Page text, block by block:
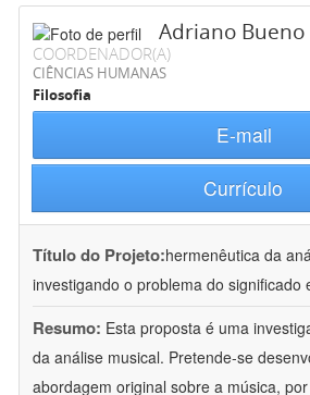
Adriano Bueno
COORDENADOR(A)
CIÊNCIAS HUMANAS
Filosofia
E-mail
Currículo
Título do Projeto:hermenêutica da
investigando o problema do significado
Resumo: Esta proposta é uma
da análise musical. Pretende-se
abordagem original sobre a música,